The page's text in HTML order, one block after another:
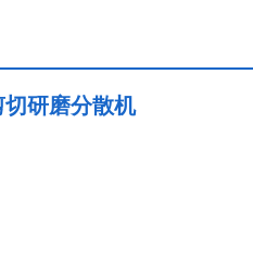
研磨分散机